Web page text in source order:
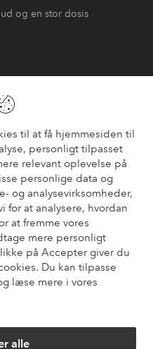
til at få hjemmesiden til
personligt tilpasset
relevant oplevelse på
personlige data og
og analysevirksomheder,
for at analysere, hvordan
at fremme vores
mere personligt
på Accepter giver du
Du kan tilpasse
læse mere i vores
alle
og en stor dosis
spørgsmål i vores FAQ.
hvordan du kontakter os.
Betalingsmåde